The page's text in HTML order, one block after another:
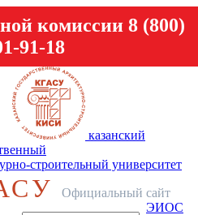
комиссии 8 (800)
91-18
казанский
строительный университет
Официальный сайт
ЭИОС